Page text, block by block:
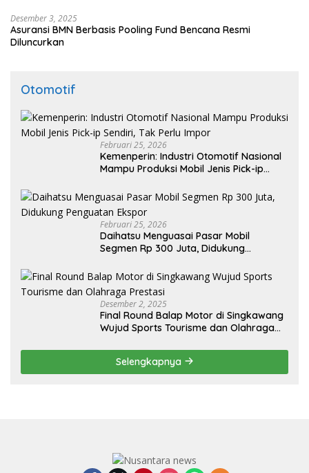
Desember 3, 2025
Asuransi BMN Berbasis Pooling Fund Bencana Resmi
Diluncurkan
Otomotif
Februari 25, 2026
Kemenperin: Industri Otomotif Nasional
Mampu Produksi Mobil Jenis Pick-ip
Februari 25, 2026
Daihatsu Menguasai Pasar Mobil
Segmen Rp 300 Juta, Didukung
Desember 2, 2025
Final Round Balap Motor di Singkawang
Wujud Sports Tourisme dan Olahraga
Selengkapnya